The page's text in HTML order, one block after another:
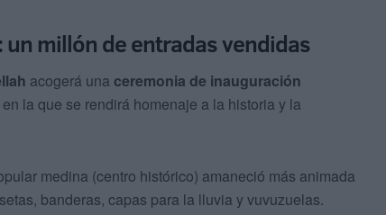
millón de entradas vendidas
acogerá una ceremonia de inauguración
la que se rendirá homenaje a la historia y la
medina (centro histórico) amaneció más animada
banderas, capas para la lluvia y vuvuzuelas.